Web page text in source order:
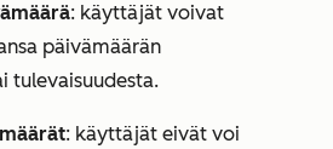
: käyttäjät voivat
päivämäärän
tulevaisuudesta.
: käyttäjät eivät voi